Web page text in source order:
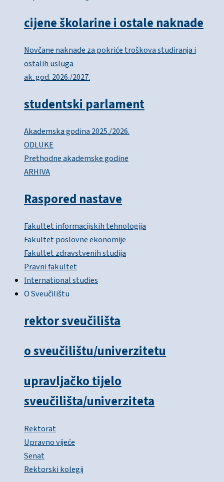
cijene školarine i ostale naknade
Novčane naknade za pokriće troškova studiranja i
ostalih usluga
ak. god. 2026./2027.
studentski parlament
Akademska godina 2025./2026.
ODLUKE
Prethodne akademske godine
ARHIVA
Raspored nastave
Fakultet informacijskih tehnologija
Fakultet poslovne ekonomije
Fakultet zdravstvenih studija
Pravni fakultet
International studies
O Sveučilištu
rektor sveučilišta
o sveučilištu/univerzitetu
upravljačko tijelo
sveučilišta/univerziteta
Rektorat
Upravno vijeće
Senat
Rektorski kolegij